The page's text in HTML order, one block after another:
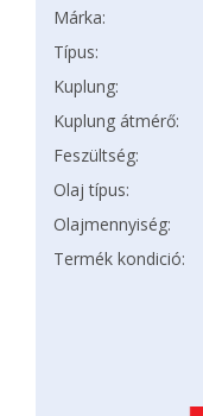
Márka:
Típus:
Kuplung:
Kuplung átmérő:
Feszültség:
Olaj típus:
Olajmennyiség:
Termék kondició: